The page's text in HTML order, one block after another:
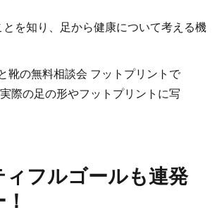
靴の無料相談会 フットプリントで
際の足の形やフットプリントに写
ィフルゴールも連発